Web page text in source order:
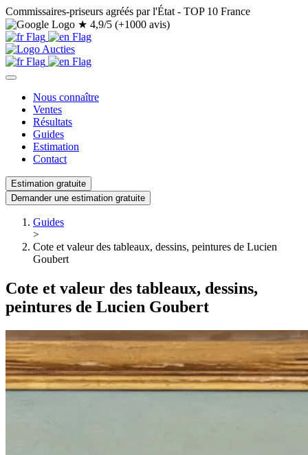
Commissaires-priseurs agréés par l'État - TOP 10 France
★ 4,9/5 (+1000 avis)
Nous connaître
Ventes
Résultats
Guides
Estimation
Contact
Estimation gratuite
Demander une estimation gratuite
Guides
>
Cote et valeur des tableaux, dessins, peintures de Lucien
Goubert
Cote et valeur des tableaux, dessins,
peintures de Lucien Goubert